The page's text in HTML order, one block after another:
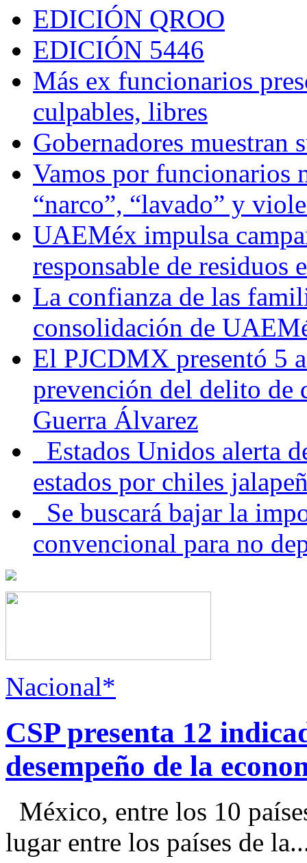
EDICIÓN QROO
EDICIÓN 5446
Más ex funcionarios
culpables, libres
Gobernadores muestran
Vamos por funcionarios
“narco”, “lavado” y
UAEMéx impulsa
responsable de residuos
La confianza de las
consolidación de
El PJCDMX presentó 5
prevención del delito de
Guerra Álvarez
Estados Unidos alerta
estados por chiles
Se buscará bajar la
convencional para no
Nacional*
CSP presenta 12
desempeño de la
México, entre los 10
lugar entre los países de